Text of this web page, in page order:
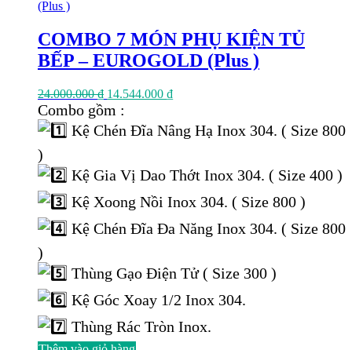
COMBO 7 MÓN PHỤ KIỆN TỦ
BẾP – EUROGOLD (Plus )
24.000.000₫ Giá
gốc
24.000.000 ₫.
14.544.000 ₫Giá
là:
Combo gồm :
Kệ Chén Đĩa Nâng Hạ Inox 304. ( Size 800
)
Kệ Gia Vị Dao Thớt Inox 304. ( Size 400 )
Kệ Xoong Nồi Inox 304. ( Size 800 )
Kệ Chén Đĩa Đa Năng Inox 304. ( Size 800
)
Thùng Gạo Điện Tử ( Size 300 )
Kệ Góc Xoay 1/2 Inox 304.
Thùng Rác Tròn Inox.